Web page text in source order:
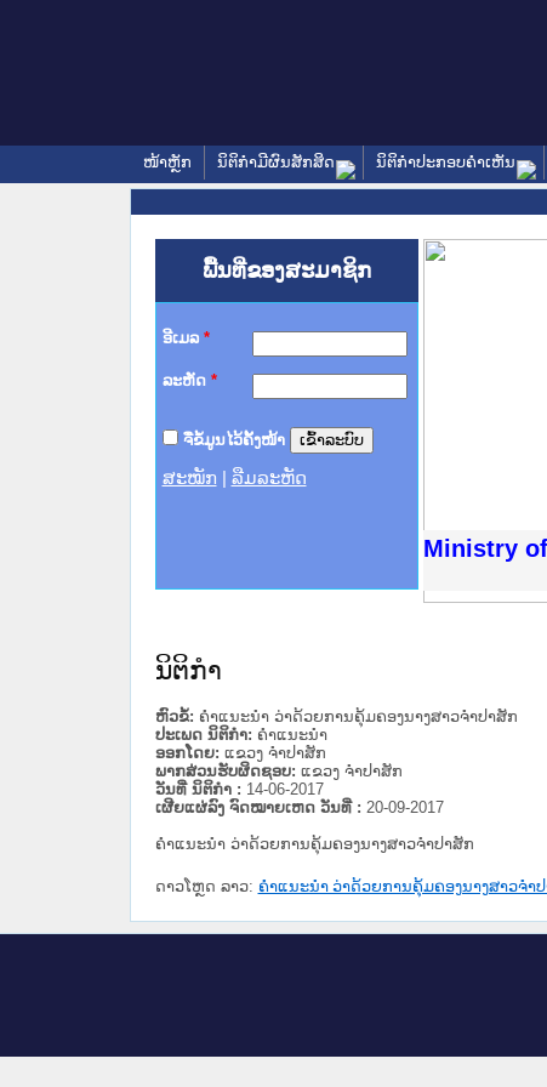
ໜ້າຫຼັກ ນິຕິກໍາມີຜົນສັກສິດ ນິຕິກໍາປະກອບຄໍາເຫັນ
ພື້ນທີ່ຂອງສະມາຊິກ
ອີເມລ *
ລະຫັດ *
ຈື່ຂໍ້ມູນໄວ້ຄັ້ງໜ້າ
ສະໝັກ ລືມລະຫັດ
Ministry
ານສະພາປະຊາຊົນ ພາກເໜືອ
ທາງລັດຖະການ
ສຳລັບ ພາກກາງ
ສຳລັບ ພາກໃຕ້
ວິທະຍາຄານຕຳຫຼວດປະຊາຊົນ
ວິທະຍາຄານສັນຕິບານປະຊາຊົນ
ຂັ້ນແຂວງພາກເໜືອ
ານສະພາປະຊາຊົນ ພາກກາງ
ນິຕິກໍາ
ຫົວຂໍ້: ຄຳແນະນຳ ວ່າດ້ວຍການຄຸ້ມຄອງນາງສາວຈຳປາສັກ
ປະເພດ ນິຕິກໍາ: ຄໍາແນະນໍາ
ອອກໂດຍ: ແຂວງ ຈໍາປາສັກ
ພາກສ່ວນຮັບຜິດຊອບ: ແຂວງ ຈໍາປາສັກ
ວັນທີ່ ນິຕິກໍາ : 14-06-2017
ເຜີຍແຜ່ລົງ ຈົດໝາຍເຫດ ວັນທີ່ : 20-09-2017
ຄຳແນະນຳ ວ່າດ້ວຍການຄຸ້ມຄອງນາງສາວຈຳປາສັກ
ດາວໂຫຼດ ລາວ: ຄຳແນະນຳ ວ່າດ້ວຍການຄຸ້ມຄອງນາງສາວຈຳ